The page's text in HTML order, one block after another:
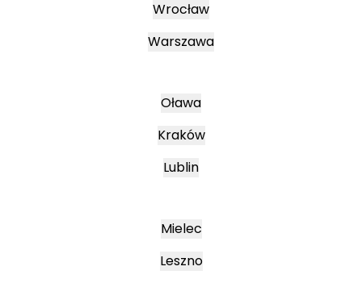
Wrocław
Warszawa
Oława
Kraków
Lublin
Mielec
Leszno